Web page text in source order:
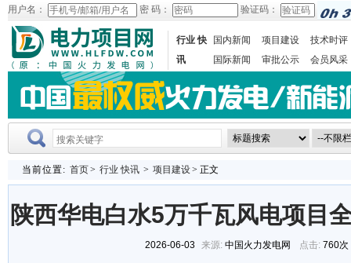
用户名： 密 码： 验证码：
行业 快
讯
国内新闻 项目建设
技术时评
国际新闻
审批公示 会员风采
当前位置: 首页> 行业 快讯 > 项目建设> 正文
陕西华电白水5万千瓦风电项目
2026-06-03 来源: 中国火力发电网 点击: 760次